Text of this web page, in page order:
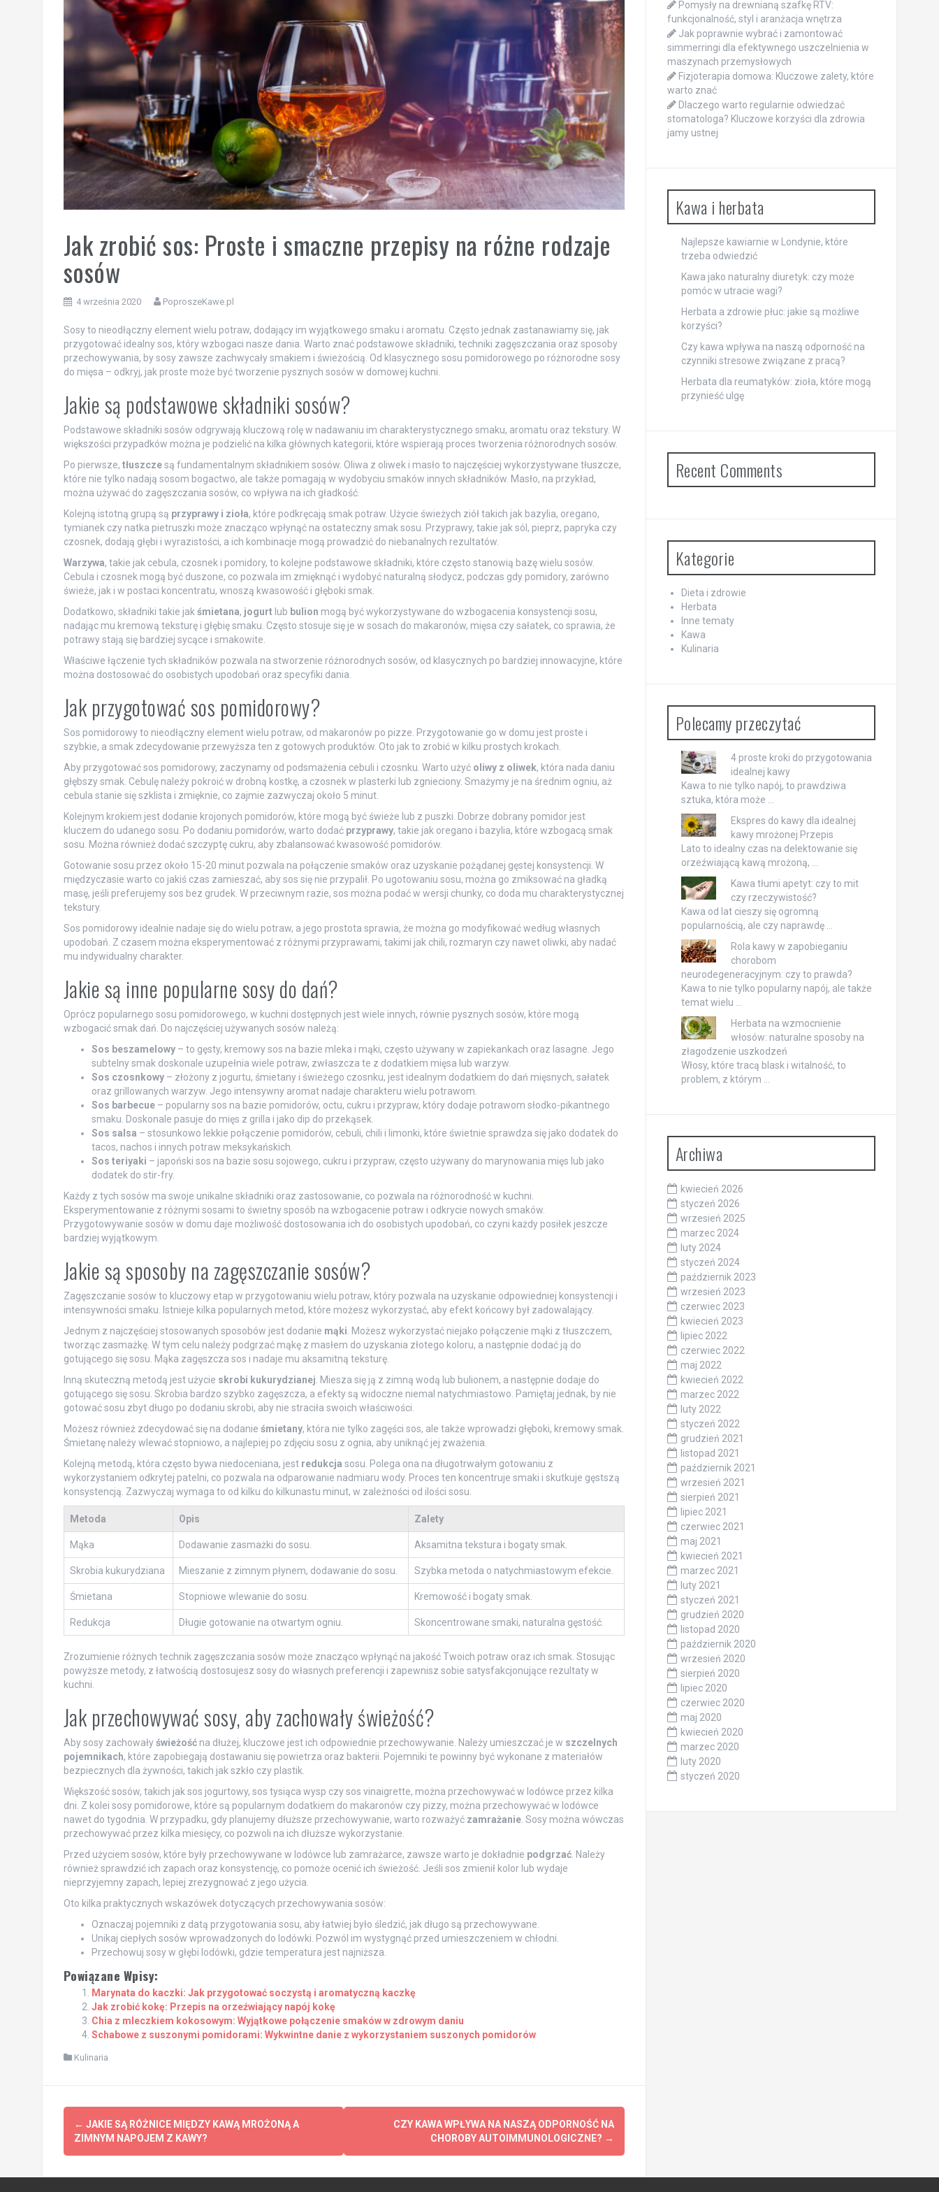
Jak zrobić sos: Proste i smaczne przepisy na różne rodzaje
sosów
4 września 2020 PoproszeKawe.pl
Sosy to nieodłączny element wielu potraw, dodający im wyjątkowego smaku i aromatu. Często jednak zastanawiamy się, jak
przygotować idealny sos, który wzbogaci nasze dania. Warto znać podstawowe składniki, techniki zagęszczania oraz sposoby
przechowywania, by sosy zawsze zachwycały smakiem i świeżością. Od klasycznego sosu pomidorowego po różnorodne sosy
do mięsa – odkryj, jak proste może być tworzenie pysznych sosów w domowej kuchni.
Jakie są podstawowe składniki sosów?
Podstawowe składniki sosów odgrywają kluczową rolę w nadawaniu im charakterystycznego smaku, aromatu oraz tekstury. W
większości przypadków można je podzielić na kilka głównych kategorii, które wspierają proces tworzenia różnorodnych sosów.
Po pierwsze, tłuszczesą fundamentalnym składnikiem sosów. Oliwa z oliwek i masło to najczęściej wykorzystywane tłuszcze,
które nie tylko nadają sosom bogactwo, ale także pomagają w wydobyciu smaków innych składników. Masło, na przykład,
można używać do zagęszczania sosów, co wpływa na ich gładkość.
Kolejną istotną grupą są przyprawy i zioła, które podkręcają smak potraw. Użycie świeżych ziół takich jak bazylia, oregano,
tymianek czy natka pietruszki może znacząco wpłynąć na ostateczny smak sosu. Przyprawy, takie jak sól, pieprz, papryka czy
czosnek, dodają głębi i wyrazistości, a ich kombinacje mogą prowadzić do niebanalnych rezultatów.
Warzywa, takie jak cebula, czosnek i pomidory, to kolejne podstawowe składniki, które często stanowią bazę wielu sosów.
Cebula i czosnek mogą być duszone, co pozwala im zmięknąć i wydobyć naturalną słodycz, podczas gdy pomidory, zarówno
świeże, jak i w postaci koncentratu, wnoszą kwasowość i głęboki smak.
Dodatkowo, składniki takie jakśmietana, jogurtlub bulion mogą być wykorzystywane do wzbogacenia konsystencji sosu,
nadając mu kremową teksturę i głębię smaku. Często stosuje się je w sosach do makaronów, mięsa czy sałatek, co sprawia, że
potrawy stają się bardziej sycące i smakowite.
Właściwe łączenie tych składników pozwala na stworzenie różnorodnych sosów, od klasycznych po bardziej innowacyjne, które
można dostosować do osobistych upodobań oraz specyfiki dania.
Jak przygotować sos pomidorowy?
Sos pomidorowy to nieodłączny element wielu potraw, od makaronów po pizze. Przygotowanie go w domu jest proste i
szybkie, a smak zdecydowanie przewyższa ten z gotowych produktów. Oto jak to zrobić w kilku prostych krokach.
Aby przygotować sos pomidorowy, zaczynamy od podsmażenia cebuli i czosnku. Warto użyć oliwy z oliwek, która nada daniu
głębszy smak. Cebulę należy pokroić w drobną kostkę, a czosnek w plasterki lub zgnieciony. Smażymy je na średnim ogniu, aż
cebula stanie się szklista i zmięknie, co zajmie zazwyczaj około 5 minut.
Kolejnym krokiem jest dodanie krojonych pomidorów, które mogą być świeże lub z puszki. Dobrze dobrany pomidor jest
kluczem do udanego sosu. Po dodaniu pomidorów, warto dodać przyprawy, takie jak oregano i bazylia, które wzbogacą smak
sosu. Można również dodać szczyptę cukru, aby zbalansować kwasowość pomidorów.
Gotowanie sosu przez około 15-20 minut pozwala na połączenie smaków oraz uzyskanie pożądanej gęstej konsystencji. W
międzyczasie warto co jakiś czas zamieszać, aby sos się nie przypalił. Po ugotowaniu sosu, można go zmiksować na gładką
masę, jeśli preferujemy sos bez grudek. W przeciwnym razie, sos można podać w wersji chunky, co doda mu charakterystycznej
tekstury.
Sos pomidorowy idealnie nadaje się do wielu potraw, a jego prostota sprawia, że można go modyfikować według własnych
upodobań. Z czasem można eksperymentować z różnymi przyprawami, takimi jak chili, rozmaryn czy nawet oliwki, aby nadać
mu indywidualny charakter.
Jakie są inne popularne sosy do dań?
Oprócz popularnego sosu pomidorowego, w kuchni dostępnych jest wiele innych, równie pysznych sosów, które mogą
wzbogacić smak dań. Do najczęściej używanych sosów należą:
Sos beszamelowy– to gęsty, kremowy sos na bazie mleka i mąki, często używany w zapiekankach oraz lasagne. Jego
subtelny smak doskonale uzupełnia wiele potraw, zwłaszcza te z dodatkiem mięsa lub warzyw.
Sos czosnkowy– złożony z jogurtu, śmietany i świeżego czosnku, jest idealnym dodatkiem do dań mięsnych, sałatek
oraz grillowanych warzyw. Jego intensywny aromat nadaje charakteru wielu potrawom.
Sos barbecue– popularny sos na bazie pomidorów, octu, cukru i przypraw, który dodaje potrawom słodko-pikantnego
smaku. Doskonale pasuje do mięs z grilla i jako dip do przekąsek.
Sos salsa – stosunkowo lekkie połączenie pomidorów, cebuli, chili i limonki, które świetnie sprawdza się jako dodatek do
tacos, nachos i innych potraw meksykańskich.
Sos teriyaki – japoński sos na bazie sosu sojowego, cukru i przypraw, często używany do marynowania mięs lub jako
dodatek do stir-fry.
Każdy z tych sosów ma swoje unikalne składniki oraz zastosowanie, co pozwala na różnorodność w kuchni.
Eksperymentowanie z różnymi sosami to świetny sposób na wzbogacenie potraw i odkrycie nowych smaków.
Przygotowywanie sosów w domu daje możliwość dostosowania ich do osobistych upodobań, co czyni każdy posiłek jeszcze
bardziej wyjątkowym.
Jakie są sposoby na zagęszczanie sosów?
Zagęszczanie sosów to kluczowy etap w przygotowaniu wielu potraw, który pozwala na uzyskanie odpowiedniej konsystencji i
intensywności smaku. Istnieje kilka popularnych metod, które możesz wykorzystać, aby efekt końcowy był zadowalający.
Jednym z najczęściej stosowanych sposobów jest dodanie mąki. Możesz wykorzystać niejako połączenie mąki z tłuszczem,
tworząc zasmażkę. W tym celu należy podgrzać mąkę z masłem do uzyskania złotego koloru, a następnie dodać ją do
gotującego się sosu. Mąka zagęszcza sos i nadaje mu aksamitną teksturę.
Inną skuteczną metodą jest użycie skrobi kukurydzianej. Miesza się ją z zimną wodą lub bulionem, a następnie dodaje do
gotującego się sosu. Skrobia bardzo szybko zagęszcza, a efekty są widoczne niemal natychmiastowo. Pamiętaj jednak, by nie
gotować sosu zbyt długo po dodaniu skrobi, aby nie straciła swoich właściwości.
Możesz również zdecydować się na dodanie śmietany, która nie tylko zagęści sos, ale także wprowadzi głęboki, kremowy smak.
Śmietanę należy wlewać stopniowo, a najlepiej po zdjęciu sosu z ognia, aby uniknąć jej zważenia.
Kolejną metodą, która często bywa niedoceniana, jest redukcja sosu. Polega ona na długotrwałym gotowaniu z
wykorzystaniem odkrytej patelni, co pozwala na odparowanie nadmiaru wody. Proces ten koncentruje smaki i skutkuje gęstszą
konsystencją. Zazwyczaj wymaga to od kilku do kilkunastu minut, w zależności od ilości sosu.
Metoda Opis Zalety
Mąka Dodawanie zasmażki do sosu. Aksamitna tekstura i bogaty smak.
Skrobia kukurydziana Mieszanie z zimnym płynem, dodawanie do sosu. Szybka metoda o natychmiastowym efekcie.
Śmietana Stopniowe wlewanie do sosu. Kremowość i bogaty smak.
Redukcja Długie gotowanie na otwartym ogniu. Skoncentrowane smaki, naturalna gęstość.
Zrozumienie różnych technik zagęszczania sosów może znacząco wpłynąć na jakość Twoich potraw oraz ich smak. Stosując
powyższe metody, z łatwością dostosujesz sosy do własnych preferencji i zapewnisz sobie satysfakcjonujące rezultaty w
kuchni.
Jak przechowywać sosy, aby zachowały świeżość?
Aby sosy zachowałyświeżośćna dłużej, kluczowe jest ich odpowiednie przechowywanie. Należy umieszczać je w szczelnych
pojemnikach, które zapobiegają dostawaniu się powietrza oraz bakterii. Pojemniki te powinny być wykonane z materiałów
bezpiecznych dla żywności, takich jak szkło czy plastik.
Większość sosów, takich jak sos jogurtowy, sos tysiąca wysp czy sos vinaigrette, można przechowywać w lodówce przez kilka
dni. Z kolei sosy pomidorowe, które są popularnym dodatkiem do makaronów czy pizzy, można przechowywać w lodówce
nawet do tygodnia. W przypadku, gdy planujemy dłuższe przechowywanie, warto rozważyć zamrażanie. Sosy można wówczas
przechowywać przez kilka miesięcy, co pozwoli na ich dłuższe wykorzystanie.
Przed użyciem sosów, które były przechowywane w lodówce lub zamrażarce, zawsze warto je dokładnie podgrzać. Należy
również sprawdzić ich zapach oraz konsystencję, co pomoże ocenić ich świeżość. Jeśli sos zmienił kolor lub wydaje
nieprzyjemny zapach, lepiej zrezygnować z jego użycia.
Oto kilka praktycznych wskazówek dotyczących przechowywania sosów:
Oznaczaj pojemniki z datą przygotowania sosu, aby łatwiej było śledzić, jak długo są przechowywane.
Unikaj ciepłych sosów wprowadzonych do lodówki. Pozwól im wystygnąć przed umieszczeniem w chłodni.
Przechowuj sosy w głębi lodówki, gdzie temperatura jest najniższa.
Powiązane Wpisy:
Marynata do kaczki: Jak przygotować soczystą i aromatyczną kaczkę
Jak zrobić kokę: Przepis na orzeźwiający napój kokę
Chia z mleczkiem kokosowym: Wyjątkowe połączenie smaków w zdrowym daniu
Schabowe z suszonymi pomidorami: Wykwintne danie z wykorzystaniem suszonych pomidorów
Kulinaria
Post
navigation
← JAKIE SĄ RÓŻNICE MIĘDZY KAWĄ MROŻONĄ A
ZIMNYM NAPOJEM Z KAWY?
CZY KAWA WPŁYWA NA NASZĄ ODPORNOŚĆ NA
CHOROBY AUTOIMMUNOLOGICZNE? →
Pomysły na drewnianą szafkę RTV:
funkcjonalność, styl i aranżacja wnętrza
Jak poprawnie wybrać i zamontować
simmerringi dla efektywnego uszczelnienia w
maszynach przemysłowych
Fizjoterapia domowa: Kluczowe zalety, które
warto znać
Dlaczego warto regularnie odwiedzać
stomatologa? Kluczowe korzyści dla zdrowia
jamy ustnej
Kawa i herbata
Najlepsze kawiarnie w Londynie, które
trzeba odwiedzić
Kawa jako naturalny diuretyk: czy może
pomóc w utracie wagi?
Herbata a zdrowie płuc: jakie są możliwe
korzyści?
Czy kawa wpływa na naszą odporność na
czynniki stresowe związane z pracą?
Herbata dla reumatyków: zioła, które mogą
przynieść ulgę
Recent Comments
Kategorie
Dieta i zdrowie
Herbata
Inne tematy
Kawa
Kulinaria
Polecamy przeczytać
4 proste kroki do przygotowania
idealnej kawy
Kawa to nie tylko napój, to prawdziwa
sztuka, która może …
Ekspres do kawy dla idealnej
kawy mrożonej Przepis
Lato to idealny czas na delektowanie się
orzeźwiającą kawą mrożoną, …
Kawa tłumi apetyt: czy to mit
czy rzeczywistość?
Kawa od lat cieszy się ogromną
popularnością, ale czy naprawdę …
Rola kawy w zapobieganiu
chorobom
neurodegeneracyjnym: czy to prawda?
Kawa to nie tylko popularny napój, ale także
temat wielu …
Herbata na wzmocnienie
włosów: naturalne sposoby na
złagodzenie uszkodzeń
Włosy, które tracą blask i witalność, to
problem, z którym …
Archiwa
kwiecień 2026
styczeń 2026
wrzesień 2025
marzec 2024
luty 2024
styczeń 2024
październik 2023
wrzesień 2023
czerwiec 2023
kwiecień 2023
lipiec 2022
czerwiec 2022
maj 2022
kwiecień 2022
marzec 2022
luty 2022
styczeń 2022
grudzień 2021
listopad 2021
październik 2021
wrzesień 2021
sierpień 2021
lipiec 2021
czerwiec 2021
maj 2021
kwiecień 2021
marzec 2021
luty 2021
styczeń 2021
grudzień 2020
listopad 2020
październik 2020
wrzesień 2020
sierpień 2020
lipiec 2020
czerwiec 2020
maj 2020
kwiecień 2020
marzec 2020
luty 2020
styczeń 2020